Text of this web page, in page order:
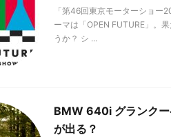
「第46回東京モーターショー
ーマは「OPEN FUTURE」。
うか？ シ ...
BMW 640i グランクー
が出る？